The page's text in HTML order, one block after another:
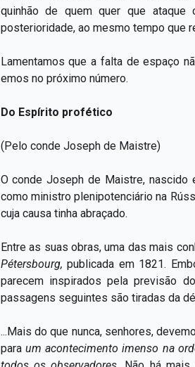
quinhão de quem quer que
posterioridade, ao mesmo tempo que
Lamentamos que a falta de espaço
emos no próximo número.
Do Espírito profético
(Pelo conde Joseph de Maistre)
O conde Joseph de Maistre, nascido
como ministro plenipotenciário na
cuja causa tinha abraçado.
Entre as suas obras, uma das mais
Pétersbourg,publicada em 1821.
parecem inspirados pela previsão
passagens seguintes são tiradas da
...Mais do que nunca, senhores,
para um acontecimento imenso na